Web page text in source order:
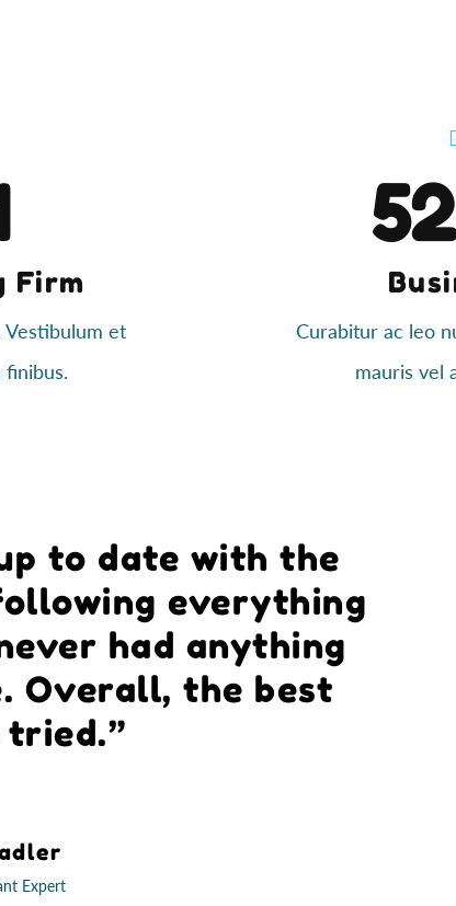
Firm
Vestibulum et
finibus.
Curabitur ac leo
mauris vel
to date with the
everything
had anything
Overall, the best
tried.”
Expert